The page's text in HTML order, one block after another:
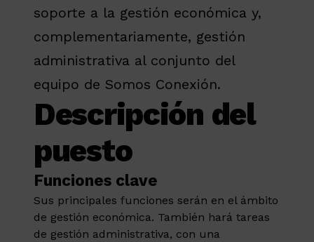
soporte a la gestión económica y,
complementariamente, gestión
administrativa al conjunto del
equipo de Somos Conexión.
Descripción del
puesto
Funciones clave
Sus principales funciones serán en el ámbito
de gestión económica. También hará tareas
de gestión administrativa, con una